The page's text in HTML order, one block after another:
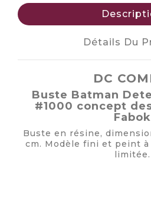
Détails Du
DC
Buste Batman
#1000 concept
Fabok
Buste en résine,
cm. Modèle fini et peint
limitée.